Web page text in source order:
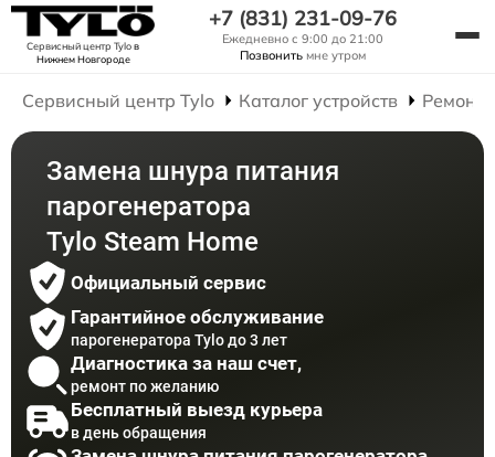
Сервисный центр Tyloв
Нижнем Новгороде
+7 (831) 231-09-76
Ежедневно с 9:00 до 21:00
Позвонить мне утром
Сервисный центр Tylo Каталог устройств Ремонт
Замена шнура питания
парогенератора
Tylo Steam Home
Официальный сервис
Гарантийное обслуживание
парогенератора Tylo до 3 лет
Диагностика за наш счет,
ремонт по желанию
Бесплатный выезд курьера
в день обращения